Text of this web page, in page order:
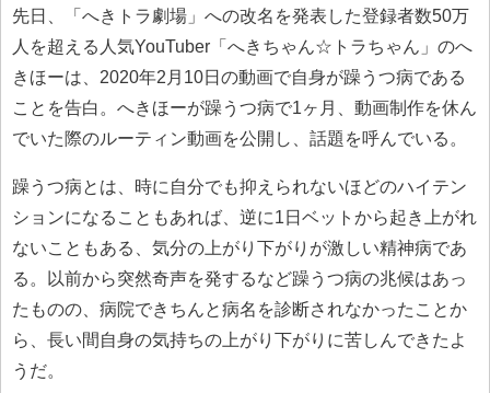
先日、「へきトラ劇場」への改名を発表した登録者数50万
人を超える人気YouTuber「へきちゃん☆トラちゃん」のへ
きほーは、2020年2月10日の動画で自身が躁うつ病である
ことを告白。へきほーが躁うつ病で1ヶ月、動画制作を休ん
でいた際のルーティン動画を公開し、話題を呼んでいる。
躁うつ病とは、時に自分でも抑えられないほどのハイテン
ションになることもあれば、逆に1日ベットから起き上がれ
ないこともある、気分の上がり下がりが激しい精神病であ
る。以前から突然奇声を発するなど躁うつ病の兆候はあっ
たものの、病院できちんと病名を診断されなかったことか
ら、長い間自身の気持ちの上がり下がりに苦しんできたよ
うだ。